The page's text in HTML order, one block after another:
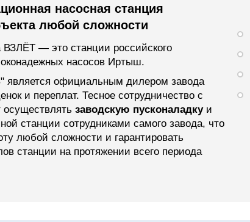
насосная станция
любой сложности
— это станции российского
насосов Иртыш.
официальным дилером завода
и переплат. Тесное сотрудничество с
заводскую пусконаладкуи
станции сотрудниками самого завода, что
любой сложности и гарантировать
станции на протяжении всего периода